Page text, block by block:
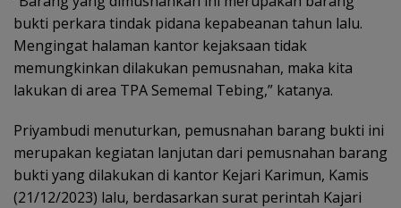
bukti perkara tindak pidana kepabeanan tahun lalu.
Mengingat halaman kantor kejaksaan tidak
memungkinkan dilakukan pemusnahan, maka kita
lakukan di area TPA Sememal Tebing,” katanya.
Priyambudi menuturkan, pemusnahan barang bukti ini
merupakan kegiatan lanjutan dari pemusnahan barang
bukti yang dilakukan di kantor Kejari Karimun, Kamis
(21/12/2023) lalu, berdasarkan surat perintah Kajari